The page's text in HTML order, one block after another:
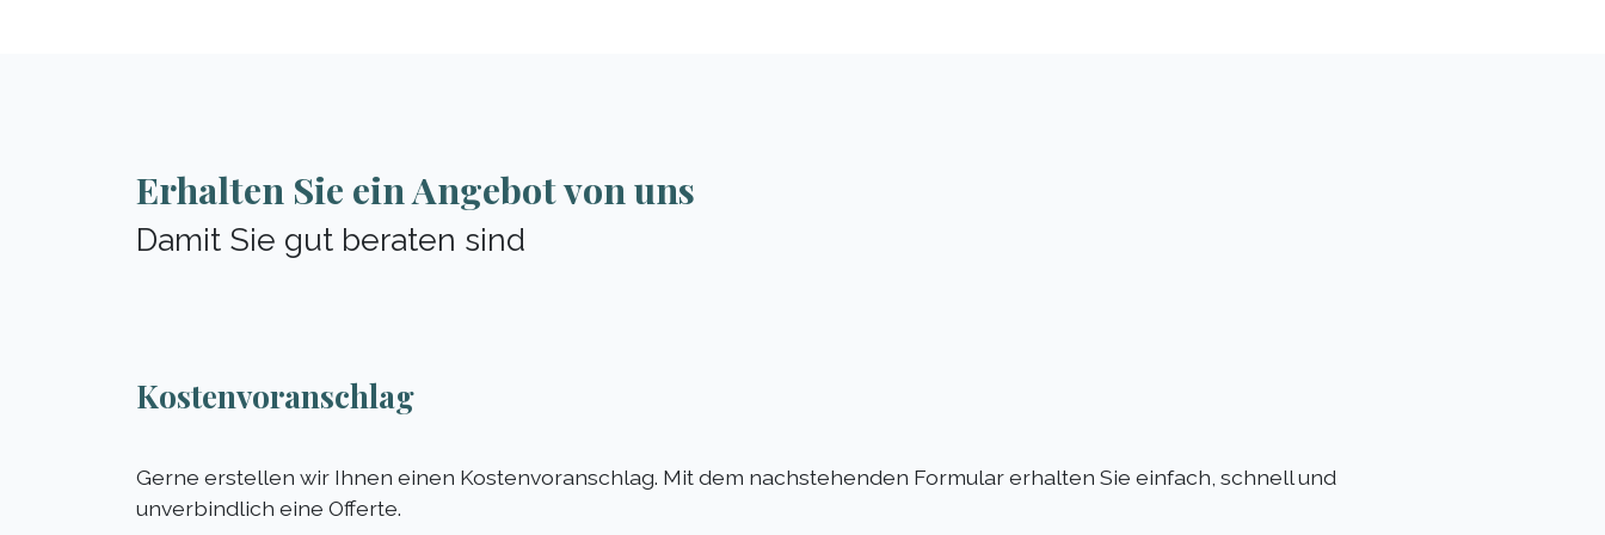
Erhalten Sie ein Angebot von uns
Damit Sie gut beraten sind
Kostenvoranschlag
Gerne erstellen wir Ihnen einen Kostenvoranschlag. Mit dem nachstehenden Formular erhalten Sie einfach, schnell und
unverbindlich eine Offerte.